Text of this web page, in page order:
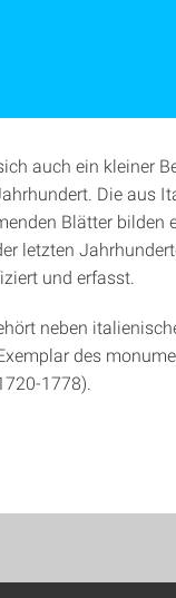
auch ein kleiner
Die aus
Blätter bilden
letzten
und erfasst.
neben
des
1778).